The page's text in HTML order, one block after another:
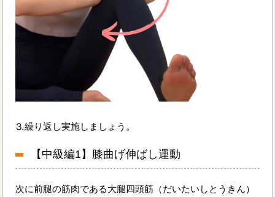
⒊繰り返し実施しましょう。
【中級編1】膝曲げ伸ばし運動
次に前腿の筋肉である大腿四頭筋（だいたいしとうきん）